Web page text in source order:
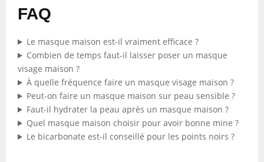
FAQ
Le masque maison est-il vraiment efficace ?
Combien de temps faut-il laisser poser un masque
visage maison ?
À quelle fréquence faire un masque visage maison ?
Peut-on faire un masque maison sur peau sensible ?
Faut-il hydrater la peau après un masque maison ?
Quel masque maison choisir pour avoir bonne mine ?
Le bicarbonate est-il conseillé pour les points noirs ?